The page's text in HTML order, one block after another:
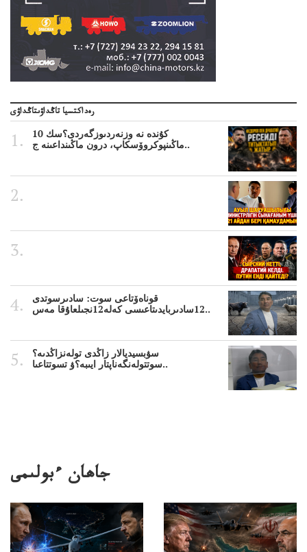
رەداكتسيا تاڭداۋىتاڭداۋى
10 كۇندە نە وزنەردىوزگەردى؟سك
ماڭىنپوكروۆسكاپ، درون ماڭىنداعىنە ج..
قوناەۆتاعى سوت: سادىرسوتدى
12سادىربايدىتاعىسى كەلە12نجىلعاۇقا مەس..
سۋبسيديالار زاڭدى تولەنزاڭدىە؟
سوتتولەنگەناپتار ايىبە؟ۋ تسوتتاعىا..
جاھان ءبولىمى